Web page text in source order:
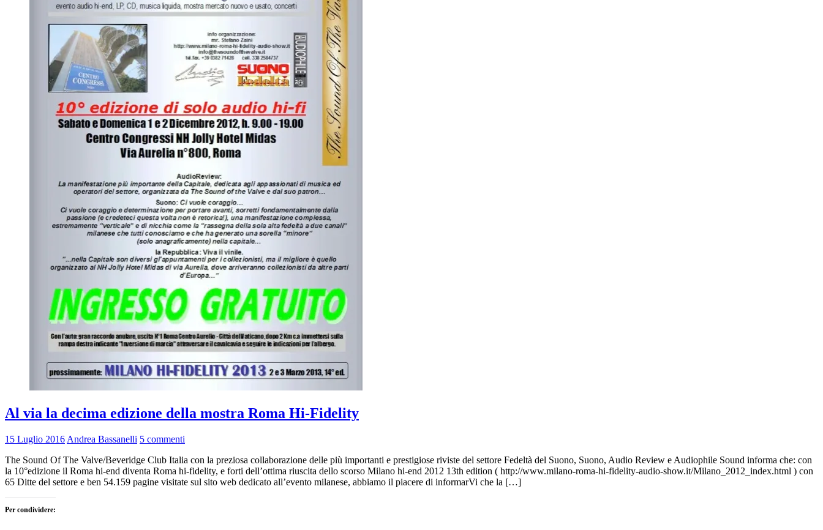
Al via la decima edizione della mostra Roma Hi-Fidelity
15 Luglio 2016 Andrea Bassanelli 5 commenti
The Sound Of The Valve/Beveridge Club Italia con la preziosa collaborazione delle più importanti e prestigiose riviste del settore Fedeltà del Suono, Suono, Audio Review e Audiophile Sound informa che: con
la 10°edizione il Roma hi-end diventa Roma hi-fidelity, e forti dell’ottima riuscita dello scorso Milano hi-end 2012 13th edition ( http://www.milano-roma-hi-fidelity-audio-show.it/Milano_2012_index.html ) con
65 Ditte del settore e ben 54.159 pagine visitate sul sito web dedicato all’evento milanese, abbiamo il piacere di informarVi che la […]
Per condividere: